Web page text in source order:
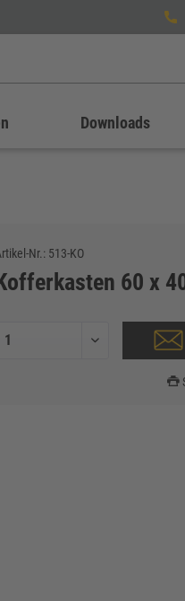
Downloads
Nr.: 513-KO
60 x